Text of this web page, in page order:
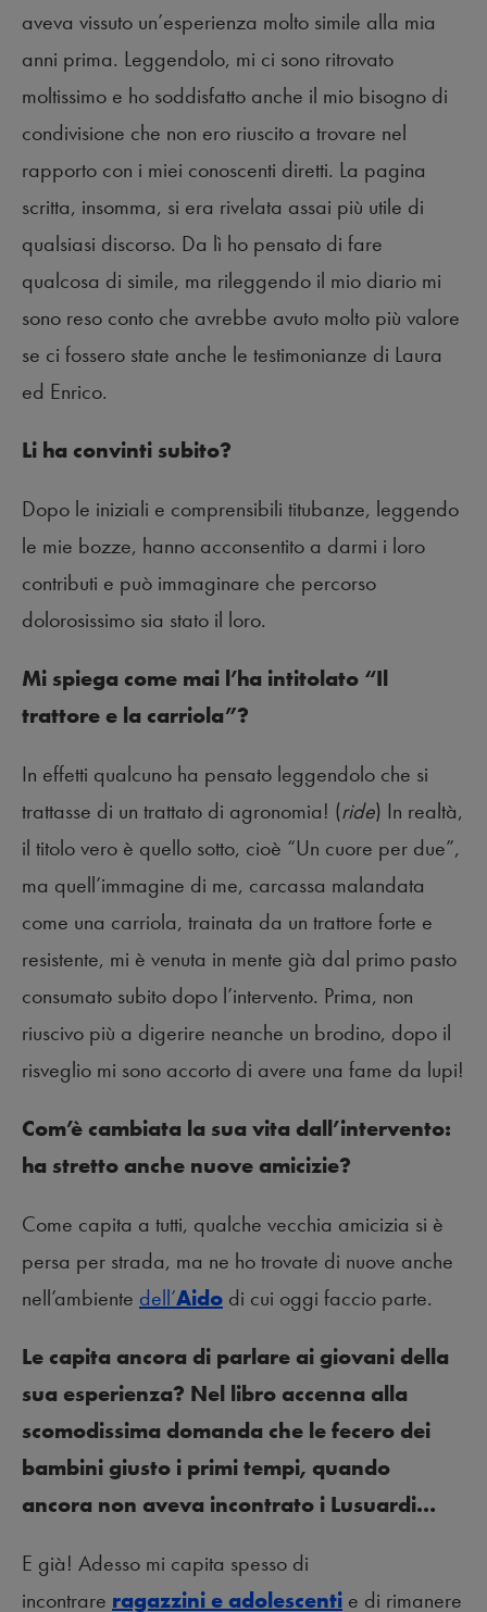
aveva vissuto un’esperienza molto simile alla mia
anni prima. Leggendolo, mi ci sono ritrovato
moltissimo e ho soddisfatto anche il mio bisogno di
condivisione che non ero riuscito a trovare nel
rapporto con i miei conoscenti diretti. La pagina
scritta, insomma, si era rivelata assai più utile di
qualsiasi discorso. Da lì ho pensato di fare
qualcosa di simile, ma rileggendo il mio diario mi
sono reso conto che avrebbe avuto molto più valore
se ci fossero state anche le testimonianze di Laura
ed Enrico.
Li ha convinti subito?
Dopo le iniziali e comprensibili titubanze, leggendo
le mie bozze, hanno acconsentito a darmi i loro
contributi e può immaginare che percorso
dolorosissimo sia stato il loro.
Mi spiega come mai l’ha intitolato “Il
trattore e la carriola”?
In effetti qualcuno ha pensato leggendolo che si
trattasse di un trattato di agronomia! (ride) In realtà,
il titolo vero è quello sotto, cioè “Un cuore per due”,
ma quell’immagine di me, carcassa malandata
come una carriola, trainata da un trattore forte e
resistente, mi è venuta in mente già dal primo pasto
consumato subito dopo l’intervento. Prima, non
riuscivo più a digerire neanche un brodino, dopo il
risveglio mi sono accorto di avere una fame da lupi!
Com’è cambiata la sua vita dall’intervento:
ha stretto anche nuove amicizie?
Come capita a tutti, qualche vecchia amicizia si è
persa per strada, ma ne ho trovate di nuove anche
nell’ambiente dell’Aido di cui oggi faccio parte.
Le capita ancora di parlare ai giovani della
sua esperienza? Nel libro accenna alla
scomodissima domanda che le fecero dei
bambini giusto i primi tempi, quando
ancora non aveva incontrato i Lusuardi…
E già! Adesso mi capita spesso di
incontrare ragazzini e adolescenti e di rimanere